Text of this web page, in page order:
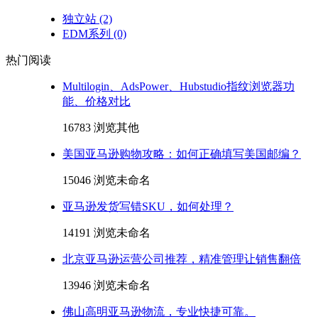
独立站 (2)
EDM系列 (0)
热门阅读
Multilogin、AdsPower、Hubstudio指纹浏览器功
能、价格对比
16783 浏览其他
美国亚马逊购物攻略：如何正确填写美国邮编？
15046 浏览未命名
亚马逊发货写错SKU，如何处理？
14191 浏览未命名
北京亚马逊运营公司推荐，精准管理让销售翻倍
13946 浏览未命名
佛山高明亚马逊物流，专业快捷可靠。